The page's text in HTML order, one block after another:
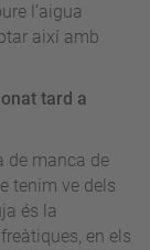
l’aigua
així amb
tard a
de manca de
tenim ve dels
és la
en els